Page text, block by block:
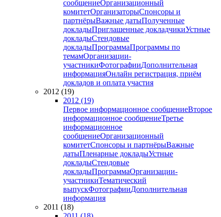
сообщениеОрганизационный
комитетОрганизаторыСпонсоры и
партнёрыВажные датыПолученные
докладыПриглашенные докладчикиУстные
докладыСтендовые
докладыПрограммаПрограммы по
темамОрганизации-
участникиФотографииДополнительная
информацияОнлайн регистрация, приём
докладов и оплата участия
2012 (19)
2012 (19)
Первое информационное сообщениеВторое
информационное сообщениеТретье
информационное
сообщениеОрганизационный
комитетСпонсоры и партнёрыВажные
датыПленарные докладыУстные
докладыСтендовые
докладыПрограммаОрганизации-
участникиТематический
выпускФотографииДополнительная
информация
2011 (18)